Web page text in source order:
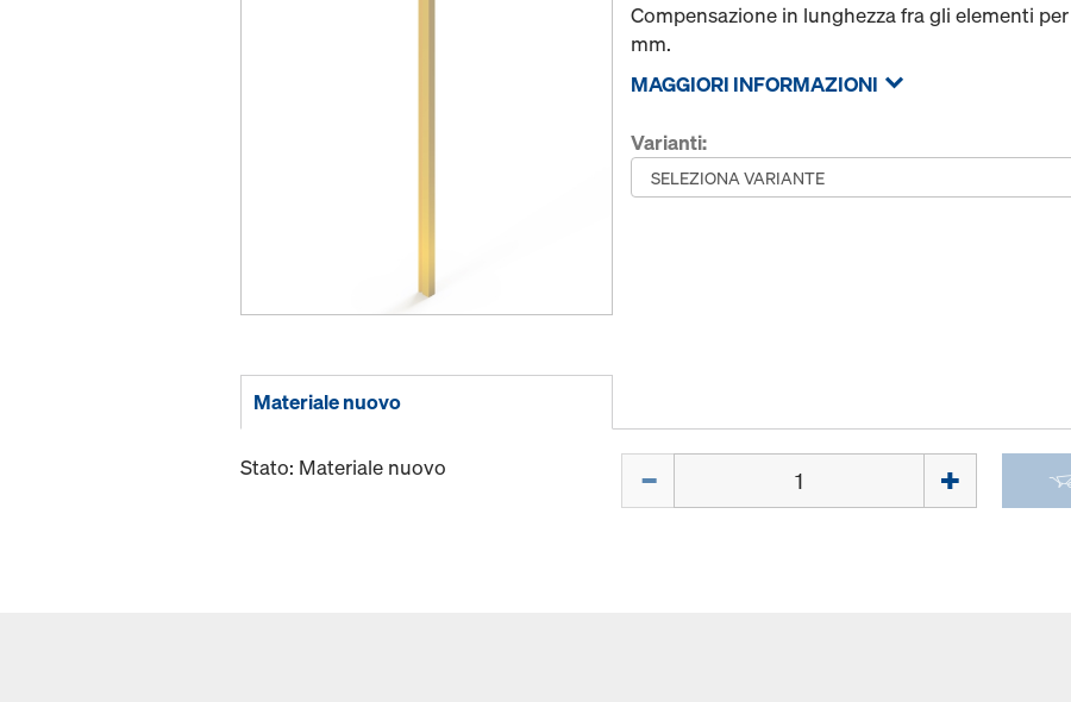
Compensazione in lunghezza fra gli elementi
mm.
MAGGIORI INFORMAZIONI
Varianti:
Materiale nuovo
Stato: Materiale nuovo